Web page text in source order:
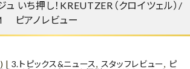
ュ いち押し！KREUTZER（クロイツェル）/
ピアノレビュー
) | 3.トピックス&ニュース, スタッフレビュー, ピ